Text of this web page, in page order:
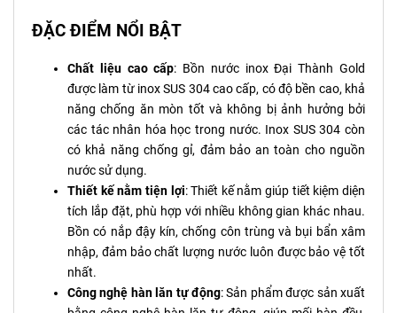
ĐẶC ĐIỂM NỔI BẬT
Chất liệu cao cấp: Bồn nước inox Đại Thành Gold
được làm từ inox SUS 304 cao cấp, có độ bền cao, khả
năng chống ăn mòn tốt và không bị ảnh hưởng bởi
các tác nhân hóa học trong nước. Inox SUS 304 còn
có khả năng chống gỉ, đảm bảo an toàn cho nguồn
nước sử dụng.
Thiết kế nằm tiện lợi: Thiết kế nằm giúp tiết kiệm diện
tích lắp đặt, phù hợp với nhiều không gian khác nhau.
Bồn có nắp đậy kín, chống côn trùng và bụi bẩn xâm
nhập, đảm bảo chất lượng nước luôn được bảo vệ tốt
nhất.
Công nghệ hàn lăn tự động: Sản phẩm được sản xuất